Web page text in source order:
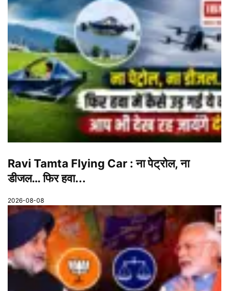
Ravi Tamta Flying Car : ना पेट्रोल, ना
डीजल… फिर हवा...
2026-08-08